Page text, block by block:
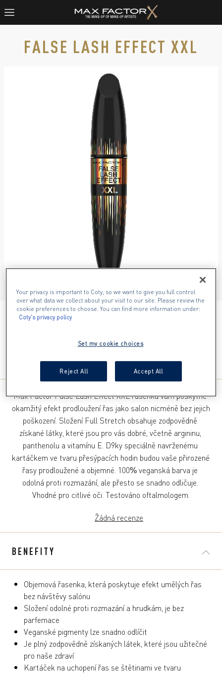
FALSE LASH EFFECT XXL
ITEM 01 (CURRENT SLIDE)
ITEM 02
ITEM 03
ITEM 04
BLACK
Max Factor False Lash Effect XXL řasenka vám poskytne
okamžitý efekt prodloužení řas jako salon nicméně bez jejich
poškození. Složení Full Stretch obsahuje zodpovědně
získané látky, které jsou pro vás dobré, včetně argininu,
panthenolu a vitamínu E. D9ky speciálně navrženému
kartáčkem ve tvaru přesýpacích hodin budou vaše přirozené
řasy prodloužené a objemné. 100% veganská barva je
odolná proti rozmazání, ale přesto se snadno odličuje.
Vhodné pro citlivé oči. Testováno oftalmologem.
Žádná recenze
BENEFITY
Objemová řasenka, která poskytuje efekt umělých řas
bez návštěvy salónu
Složení odolné proti rozmazání a hrudkám, je bez
parfemace
Veganské pigmenty lze snadno odlíčit
Je plný zodpovědně získaných látek, které jsou užitečné
pro naše zdraví
Kartáček na uchopení řas se štětinami ve tvaru
Your privacy is important to Coty, so we want to give you full control
over what data we collect about your visit to our site. Please review the
cookie preferences to choose. You can find more information under:
Coty's privacy policy
Set my cookie choices
Reject All Accept All